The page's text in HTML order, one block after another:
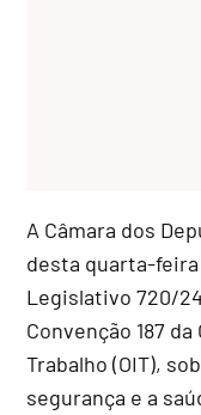
A Câmara dos
desta quarta-
Legislativo 720/
Convenção 187
Trabalho (OIT),
segurança e a